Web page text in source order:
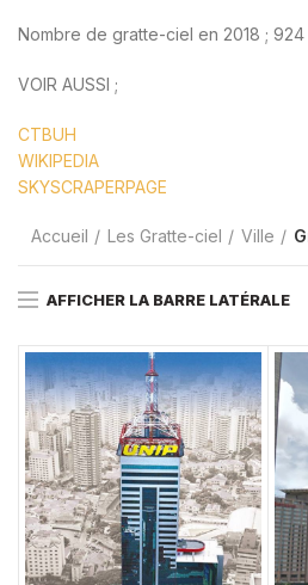
Nombre de gratte-ciel en 2018 ; 924
VOIR AUSSI ;
CTBUH
WIKIPEDIA
SKYSCRAPERPAGE
Accueil Les Gratte-ciel Ville
AFFICHER LA BARRE LATÉRALE